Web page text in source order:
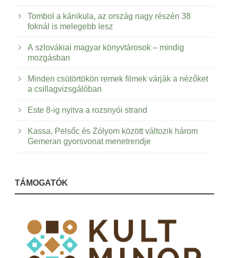
Tombol a kánikula, az ország nagy részén 38
foknál is melegebb lesz
A szlovákiai magyar könyvtárosok – mindig
mozgásban
Minden csütörtökön remek filmek várják a nézőket
a csillagvizsgálóban
Este 8-ig nyitva a rozsnyói strand
Kassa, Pelsőc és Zólyom között változik három
Gemeran gyorsvonat menetrendje
TÁMOGATÓK